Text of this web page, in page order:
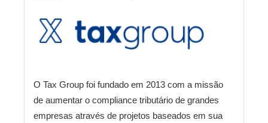
O Tax Group foi fundado em 2013 com a missão
de aumentar o compliance tributário de grandes
empresas através de projetos baseados em sua